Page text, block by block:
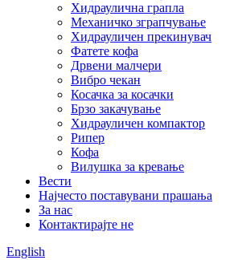
Хидраулична грапла
Механичко зграпчување
Хидрауличен прекинувач
Фатете кофа
Дрвени малчери
Вибро чекан
Косачка за косачки
Брзо закачување
Хидрауличен компактор
Рипер
Кофа
Вилушка за кревање
Вести
Најчесто поставувани прашања
За нас
Контактирајте не
English